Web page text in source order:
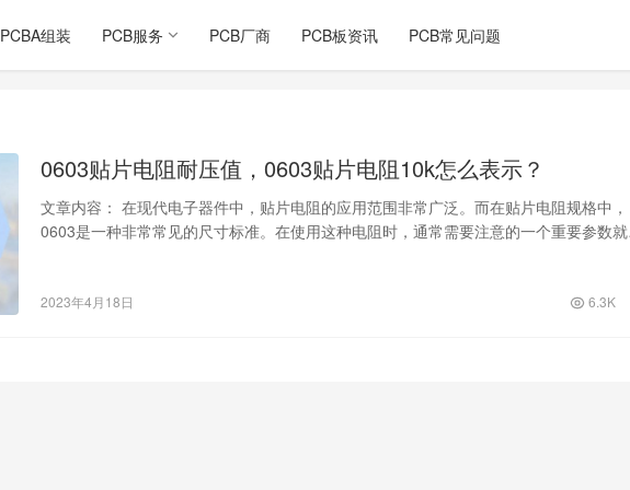
PCBA组装 PCB服务 PCB厂商 PCB板资讯 PCB常见问题
0603贴片电阻耐压值，0603贴片电阻10k怎么表示？
文章内容： 在现代电子器件中，贴片电阻的应用范围非常广泛。而在贴片电阻规格中，
0603是一种非常常见的尺寸标准。在使用这种电阻时，通常需要注意的一个重要参数
2023年4月18日 6.3K